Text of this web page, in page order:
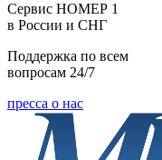
Cервис НОМЕР 1
в России и СНГ
Поддержка по всем
вопросам 24/7
пресса о нас